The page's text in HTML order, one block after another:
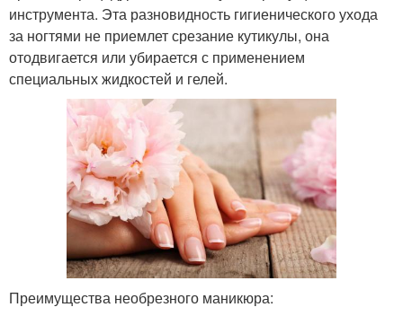
инструмента. Эта разновидность гигиенического ухода
за ногтями не приемлет срезание кутикулы, она
отодвигается или убирается с применением
специальных жидкостей и гелей.
Преимущества необрезного маникюра: